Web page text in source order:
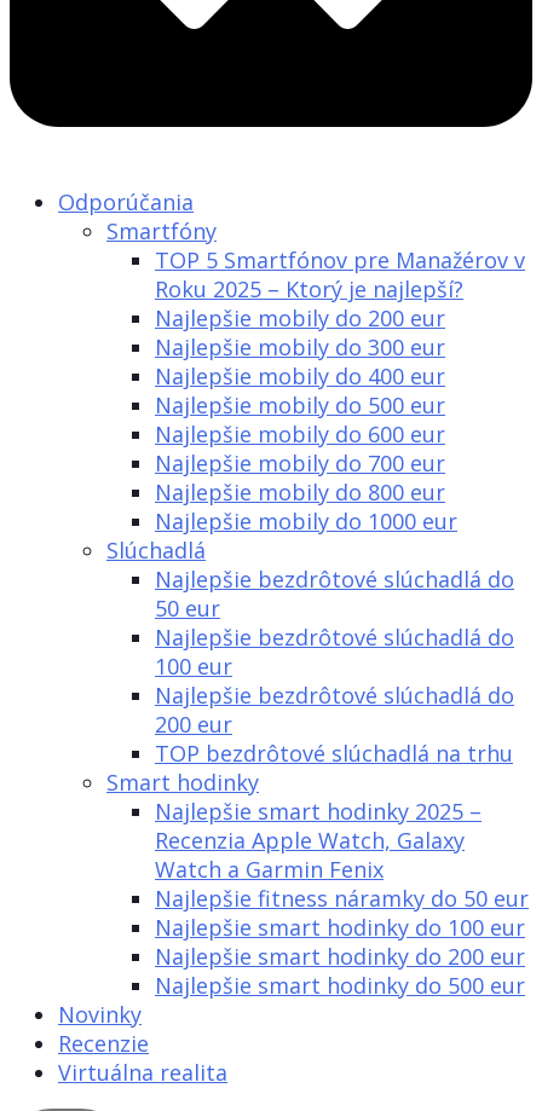
Odporúčania
Smartfóny
TOP 5 Smartfónov pre Manažérov v
Roku 2025 – Ktorý je najlepší?
Najlepšie mobily do 200 eur
Najlepšie mobily do 300 eur
Najlepšie mobily do 400 eur
Najlepšie mobily do 500 eur
Najlepšie mobily do 600 eur
Najlepšie mobily do 700 eur
Najlepšie mobily do 800 eur
Najlepšie mobily do 1000 eur
Slúchadlá
Najlepšie bezdrôtové slúchadlá do
50 eur
Najlepšie bezdrôtové slúchadlá do
100 eur
Najlepšie bezdrôtové slúchadlá do
200 eur
TOP bezdrôtové slúchadlá na trhu
Smart hodinky
Najlepšie smart hodinky 2025 –
Recenzia Apple Watch, Galaxy
Watch a Garmin Fenix
Najlepšie fitness náramky do 50 eur
Najlepšie smart hodinky do 100 eur
Najlepšie smart hodinky do 200 eur
Najlepšie smart hodinky do 500 eur
Novinky
Recenzie
Virtuálna realita